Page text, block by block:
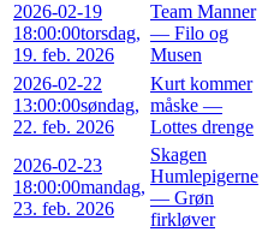
2026-02-19
18:00:00torsdag,
19. feb. 2026
Team Manner
— Filo og
Musen
2026-02-22
13:00:00søndag,
22. feb. 2026
Kurt kommer
måske —
Lottes drenge
2026-02-23
18:00:00mandag,
23. feb. 2026
Skagen
Humlepigerne
— Grøn
firkløver